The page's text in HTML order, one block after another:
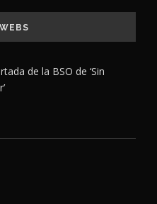
de la BSO de ‘Sin